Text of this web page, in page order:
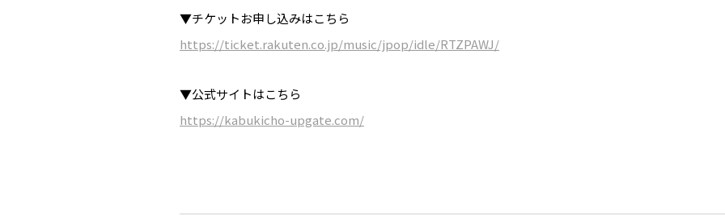
▼チケットお申し込みはこちら
https://ticket.rakuten.co.jp/music/jpop/idle/RTZPAWJ/
▼公式サイトはこちら
https://kabukicho-upgate.com/